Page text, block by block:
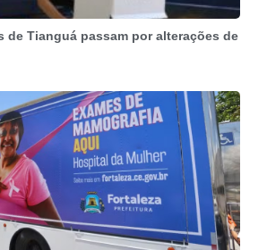
de Tianguá passam por alterações de